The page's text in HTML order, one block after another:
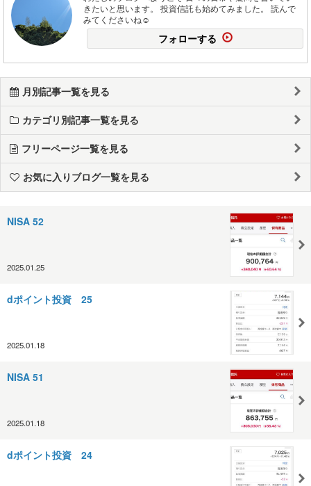
きたいと思います。 投資信託も始めてみました。 読んで
みてくださいね☺️
フォローする
月別記事一覧を見る
カテゴリ別記事一覧を見る
フリーページ一覧を見る
お気に入りブログ一覧を見る
NISA 52
2025.01.25
dポイント投資 25
2025.01.18
NISA 51
2025.01.18
dポイント投資 24